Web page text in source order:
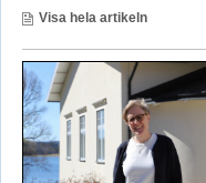
Visa hela artikeln